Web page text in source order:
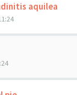
aquilea